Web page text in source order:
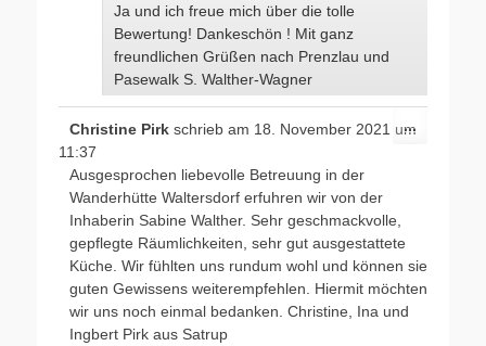
Ja und ich freue mich über die tolle
Bewertung! Dankeschön ! Mit ganz
freundlichen Grüßen nach Prenzlau und
Pasewalk S. Walther-Wagner
Christine Pirk schrieb am 18. November 2021 um
11:37
Ausgesprochen liebevolle Betreuung in der
Wanderhütte Waltersdorf erfuhren wir von der
Inhaberin Sabine Walther. Sehr geschmackvolle,
gepflegte Räumlichkeiten, sehr gut ausgestattete
Küche. Wir fühlten uns rundum wohl und können sie
guten Gewissens weiterempfehlen. Hiermit möchten
wir uns noch einmal bedanken. Christine, Ina und
Ingbert Pirk aus Satrup
...